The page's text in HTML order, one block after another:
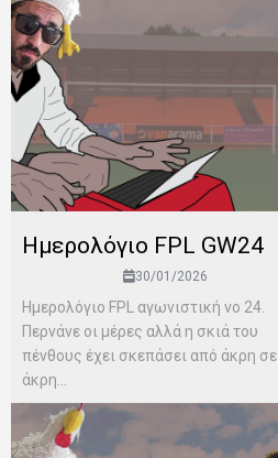
Ημερολόγιο FPL GW24
30/01/2026
Ημερολόγιο FPL αγωνιστική νο 24.
Περνάνε οι μέρες αλλά η σκιά του
πένθους έχει σκεπάσει από άκρη σε
άκρη...